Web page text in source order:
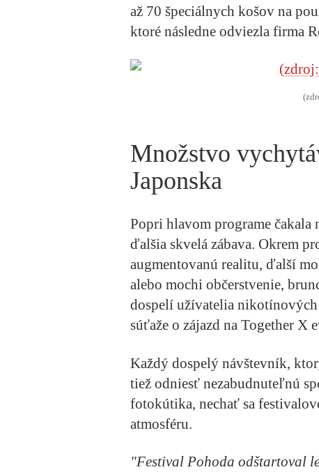
až 70 špeciálnych košov na
ktoré následne odviezla firma
Množstvo
Japonska
Popri hlavom programe
ďalšia skvelá zábava. Okrem
augmentovanú realitu, ďalší
alebo mochi občerstvenie,
dospelí užívatelia
súťaže o zájazd na Together X
Každý dospelý návštevník,
tiež odniesť nezabudnuteľnú
fotokútika, nechať sa
atmosféru.
"Festival Pohoda odštartoval